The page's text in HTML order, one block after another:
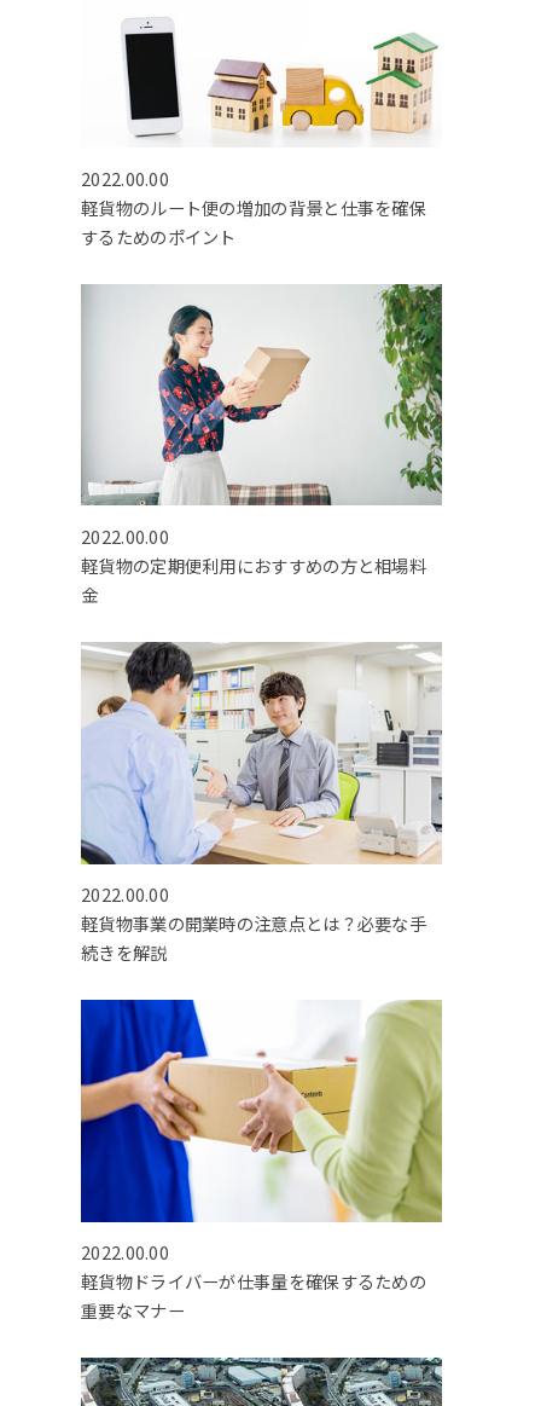
2022.00.00
軽貨物のルート便の増加の背景と仕事を確保
するためのポイント
2022.00.00
軽貨物の定期便利用におすすめの方と相場料
金
2022.00.00
軽貨物事業の開業時の注意点とは？必要な手
続きを解説
2022.00.00
軽貨物ドライバーが仕事量を確保するための
重要なマナー